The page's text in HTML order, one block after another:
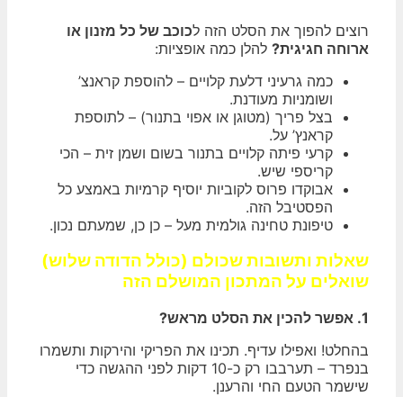
רוצים להפוך את הסלט הזה ל כוכב של כל מזנון או
ארוחה חגיגית?להלן כמה אופציות:
כמה גרעיני דלעת קלויים – להוספת קראנצ’
ושומניות מעודנת.
בצל פריך (מטוגן או אפוי בתנור) – לתוספת
קראנץ’ על.
קרעי פיתה קלויים בתנור בשום ושמן זית – הכי
קריספי שיש.
אבוקדו פרוס לקוביות יוסיף קרמיות באמצע כל
הפסטיבל הזה.
טיפונת טחינה גולמית מעל – כן כן, שמעתם נכון.
שאלות ותשובות שכולם (כולל הדודה שלוש)
שואלים על המתכון המושלם הזה
בהחלט! ואפילו עדיף. תכינו את הפריקי והירקות ותשמרו
בנפרד – תערבבו רק כ-10 דקות לפני ההגשה כדי
שישמר הטעם החי והרענן.